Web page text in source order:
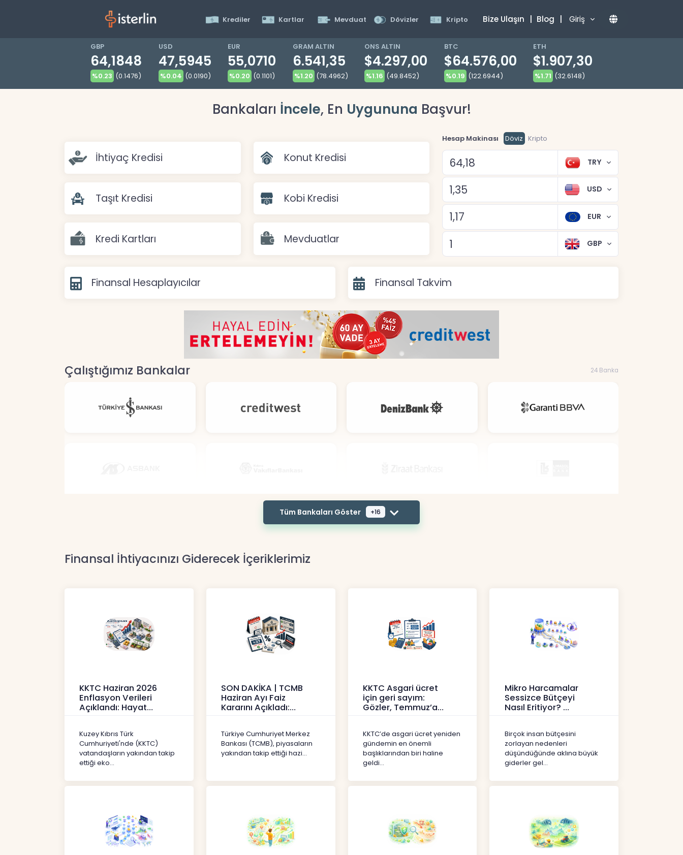
Krediler Kartlar Mevduat Dövizler Kripto Bize Ulaşın | Blog | Giriş
GBP
64,1848
%0.23 (0.1476)
USD
47,5945
%0.04 (0.0190)
EUR
55,0710
%0.20 (0.1101)
GRAM ALTIN
6.541,35
%1.20 (78.4962)
ONS ALTIN
$4.297,00
%1.16 (49.8452)
BTC
$64.576,00
%0.19 (122.6944)
ETH
$1.907,30
%1.71 (32.6148)
Bankaları İncele, En Uygununa Başvur!
İhtiyaç Kredisi Konut Kredisi
Taşıt Kredisi Kobi Kredisi
Kredi Kartları Mevduatlar
Hesap Makinası Döviz Kripto
TRY
USD
EUR
GBP
Finansal Hesaplayıcılar Finansal Takvim
Çalıştığımız Bankalar 24 Banka
Tüm Bankaları Göster +16
Finansal İhtiyacınızı Giderecek İçeriklerimiz
KKTC Haziran 2026
Enflasyon Verileri
Açıklandı: Hayat
Haberler
Kuzey Kıbrıs Türk
Cumhuriyeti'nde (KKTC)
vatandaşların yakından takip
ettiği eko...
SON DAKİKA | TCMB
Haziran Ayı Faiz
Kararını Açıkladı:
Haberler
Türkiye Cumhuriyet Merkez
Bankası (TCMB), piyasaların
yakından takip ettiği hazi...
KKTC Asgari ücret
için geri sayım:
Gözler, Temmuz’a
Haberler
KKTC’de asgari ücret yeniden
gündemin en önemli
başlıklarından biri haline
geldi...
Mikro Harcamalar
Sessizce Bütçeyi
Nasıl Eritiyor?
Birçok insan bütçesini
zorlayan nedenleri
düşündüğünde aklına büyük
giderler gel...